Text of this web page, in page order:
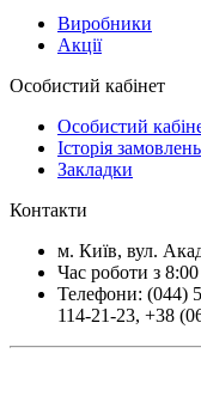
Виробники
Акції
Особистий кабінет
Особистий
Історія замовлень
Закладки
Контакти
м. Київ, вул.
Час роботи з
Телефони: (044)
114-21-23, +38